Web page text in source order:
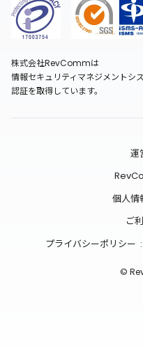
株式会社RevCommは
情報セキュリティマネジメントシ
認証を取得しています。
運
個人情
ご
プライバシーポリシー
©